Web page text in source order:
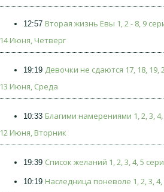
12:57 Вторая жизнь Евы 1, 2 - 8, 9
14 Июня, Четверг
19:19 Девочки не сдаются 17, 18, 19,
13 Июня, Среда
10:33 Благими намерениями 1, 2, 3, 4,
12 Июня, Вторник
19:39 Список желаний 1, 2, 3, 4, 5
10:19 Наследница поневоле 1, 2, 3, 4,